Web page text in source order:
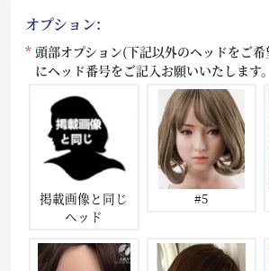
オプション:
頭部オプション(下記以外のヘッドをご
にヘッド番号をご記入お願いいたします
掲載画像と同じ
ヘッド
#5